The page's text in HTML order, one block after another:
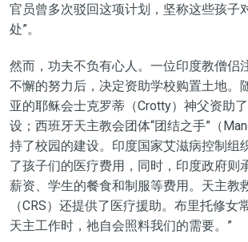
官员曾多次驳回这项计划，坚称这些孩子
处”。
然而，功夫不负有心人。一位印度教僧侣
不懈的努力后，决定资助学校购置土地。
亚的耶稣会士克罗蒂（Crotty）神父资助
设；西班牙天主教会团体“团结之手”（
持了校园的建设。印度国家艾滋病控制组
了孩子们的医疗费用，同时，印度政府则
薪资、学生的餐食和制服等费用。天主教
（CRS）还提供了医疗援助。布里托修女
天主工作时，祂自会照料我们的需要。”